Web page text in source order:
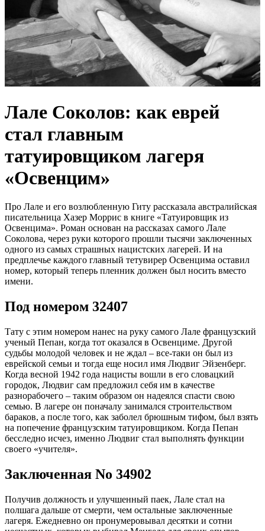
Лале Соколов: как еврей
стал главным
татуировщиком лагеря
«Освенцим»
Про Лале и его возлюбленную Гиту рассказала австралийская
писательница Хазер Моррис в книге «Татуировщик из
Освенцима». Роман основан на рассказах самого Лале
Соколова, через руки которого прошли тысячи заключенных
одного из самых страшных нацистских лагерей. И на
предплечье каждого главный тетувирер Освенцима оставил
номер, который теперь пленник должен был носить вместо
имени.
Под номером 32407
Тату с этим номером нанес на руку самого Лале французский
ученый Пепан, когда тот оказался в Освенциме. Другой
судьбы молодой человек и не ждал – все-таки он был из
еврейской семьи и тогда еще носил имя Людвиг Эйзенберг.
Когда весной 1942 года нацисты вошли в его словацкий
городок, Людвиг сам предложил себя им в качестве
разнорабочего – таким образом он надеялся спасти свою
семью. В лагере он поначалу занимался строительством
бараков, а после того, как заболел брюшным тифом, был взять
на попечение французским татуировщиком. Когда Пепан
бесследно исчез, именно Людвиг стал выполнять функции
своего «учителя».
Заключенная No 34902
Получив должность и улучшенный паек, Лале стал на
полшага дальше от смерти, чем остальные заключенные
лагеря. Ежедневно он пронумеровывал десятки и сотни